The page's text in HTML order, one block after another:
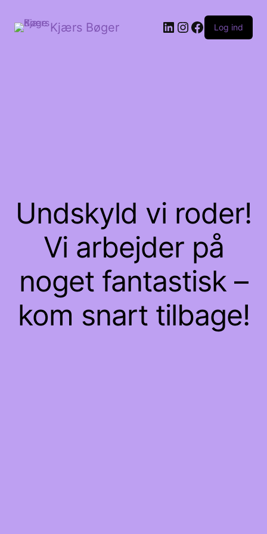
Kjærs Bøger LinkedIn
Instagram
Facebook
Log ind
Undskyld vi roder!
Vi arbejder på
noget fantastisk –
kom snart tilbage!